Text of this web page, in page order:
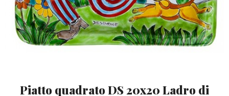
Piatto quadrato DS 20x20 Ladro di
Quadri e Pannelli per Pareti
Vasi
Scatole
Tegamini
Tozzetti
Portatovaglioli
Sale e Pepe - Olio e Aceto
Secchielli Portaghiaccio
Set Sushi
De Simone per Giusina
Tozzetti
Vasi Mignon
Secchielli Portaghiaccio
Servizi di Piatti
Set Sushi
Tazzine da Caffè con Piattino
Secchielli Portaghiaccio
Servizi di Piatti
Set Sushi
Tazzine da Caffè con Piattino